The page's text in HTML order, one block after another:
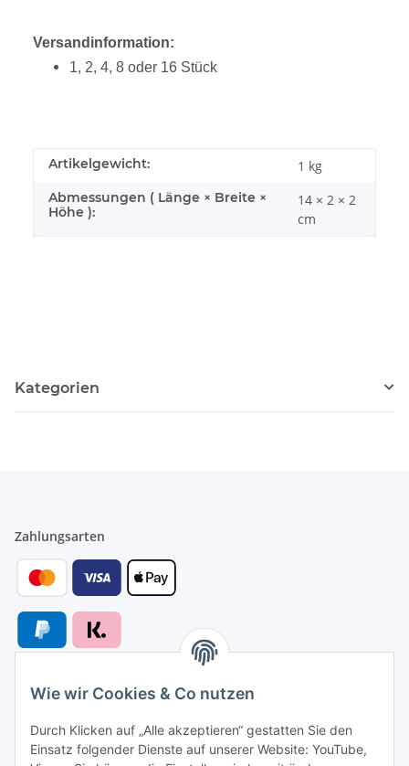
Versandinformation:
1, 2, 4, 8 oder 16 Stück
Artikelgewicht: 1 kg
Abmessungen ( Länge × Breite ×
Höhe ):
14 × 2 × 2
cm
Kategorien
Zahlungsarten
Versandarten
Wie wir Cookies & Co nutzen
Durch Klicken auf „Alle akzeptieren“ gestatten Sie den
Einsatz folgender Dienste auf unserer Website: YouTube,